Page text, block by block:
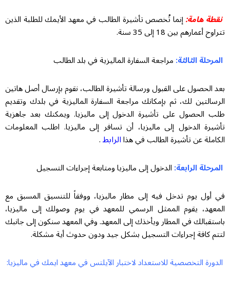
نقطة هامة:إنما تُخصص تأشيرة الطالب في معهد الأيمك للطلبة الذين
تتراوح أعمارهم بين 18 إلى 35 سنة.
المرحلة الثالثة:مراجعة السفارة الماليزية في بلد الطالب
بعد الحصول على القبول ورسالة تأشيرة الطالب، نقوم بإرسال أصل هاتين
الرسالتين لك، ثم بإمكانك مراجعة السفارة الماليزية في بلدك وتقديم
طلب الحصول على تأشيرة الدخول إلى ماليزيا. ويمكنك بعد جاهزية
تأشيرة الدخول إلى ماليزيا، أن تسافر إلى ماليزيا. اطلب المعلومات
الكاملة عن تأشيرة الطالب في هذاالرابط.
المرحلة الرابعة:الدخول إلى ماليزيا ومتابعة إجراءات التسجيل
في أول يوم تدخل فيه إلى مطار ماليزيا، ووفقاً للتنسيق المسبق مع
المعهد، يقوم الممثل الرسمي للمعهد في يوم وصولك إلى ماليزيا،
باستقبالك في المطار ويأخذك إلى المعهد. وفي المعهد سنكون إلى جانبك
لتتم كافة إجراءات التسجيل بشكل جيد ودون حدوث أية مشكلة.
الدورة التخصصية للاستعداد لاختبار الآيلتس في معهد ايمك في ماليزيا: